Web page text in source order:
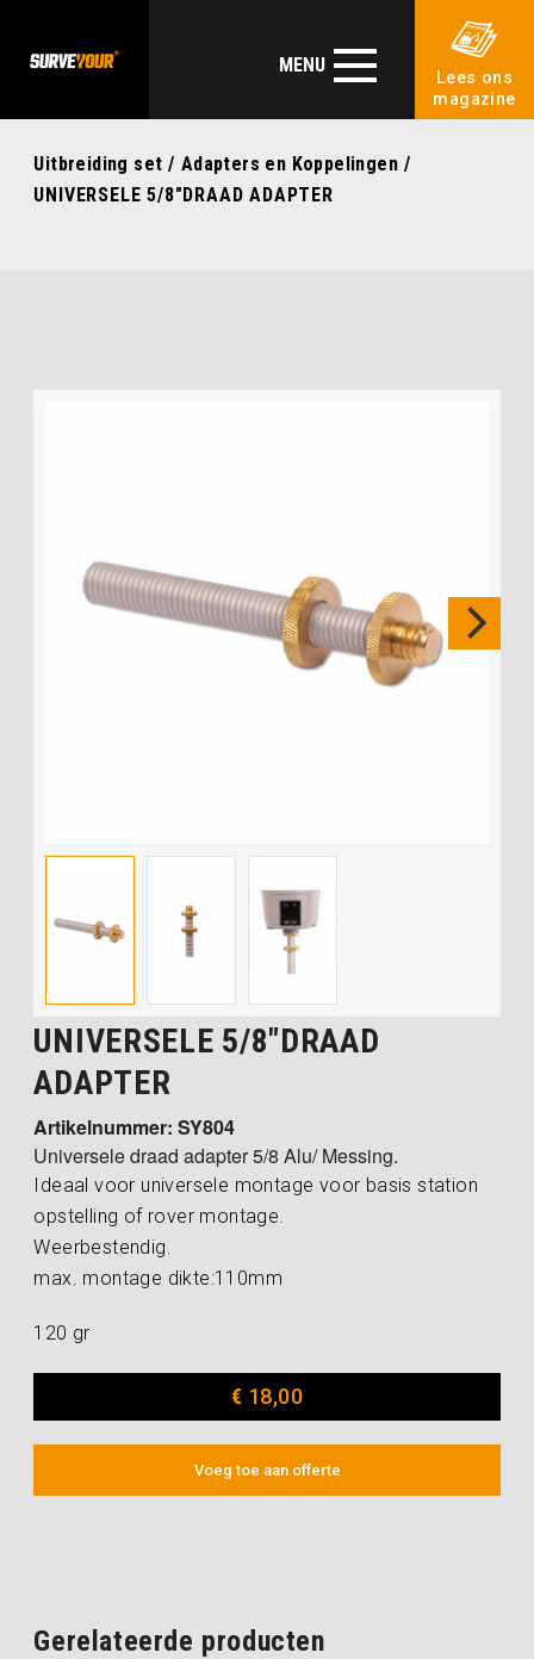
MENU
Lees ons
magazine
Uitbreiding set / Adapters en Koppelingen /
UNIVERSELE 5/8″DRAAD ADAPTER
UNIVERSELE 5/8″DRAAD
ADAPTER
Artikelnummer: SY804
Universele draad adapter 5/8 Alu/ Messing.
Ideaal voor universele montage voor basis station
opstelling of rover montage.
Weerbestendig.
max. montage dikte:110mm
120 gr
€ 18,00
Voeg toe aan offerte
Gerelateerde producten